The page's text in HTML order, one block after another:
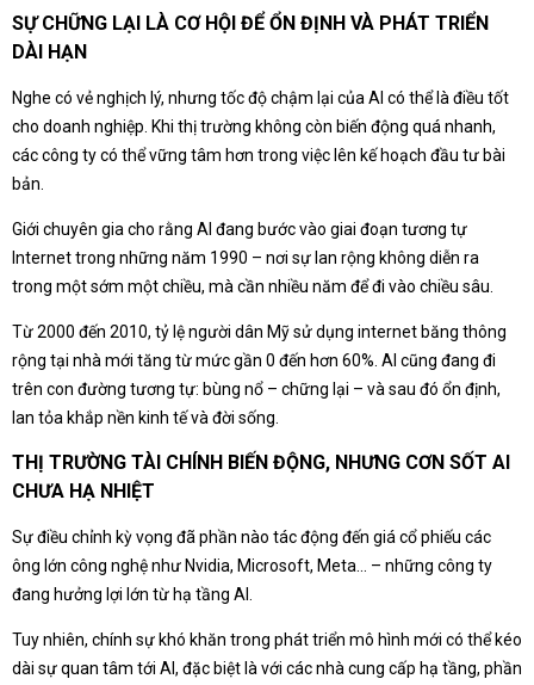
SỰ CHỮNG LẠI LÀ CƠ HỘI ĐỂ ỔN ĐỊNH VÀ PHÁT TRIỂN
DÀI HẠN
Nghe có vẻ nghịch lý, nhưng tốc độ chậm lại của AI có thể là điều tốt
cho doanh nghiệp. Khi thị trường không còn biến động quá nhanh,
các công ty có thể vững tâm hơn trong việc lên kế hoạch đầu tư bài
bản.
Giới chuyên gia cho rằng AI đang bước vào giai đoạn tương tự
Internet trong những năm 1990 – nơi sự lan rộng không diễn ra
trong một sớm một chiều, mà cần nhiều năm để đi vào chiều sâu.
Từ 2000 đến 2010, tỷ lệ người dân Mỹ sử dụng internet băng thông
rộng tại nhà mới tăng từ mức gần 0 đến hơn 60%. AI cũng đang đi
trên con đường tương tự: bùng nổ – chững lại – và sau đó ổn định,
lan tỏa khắp nền kinh tế và đời sống.
THỊ TRƯỜNG TÀI CHÍNH BIẾN ĐỘNG, NHƯNG CƠN SỐT AI
CHƯA HẠ NHIỆT
Sự điều chỉnh kỳ vọng đã phần nào tác động đến giá cổ phiếu các
ông lớn công nghệ như Nvidia, Microsoft, Meta... – những công ty
đang hưởng lợi lớn từ hạ tầng AI.
Tuy nhiên, chính sự khó khăn trong phát triển mô hình mới có thể kéo
dài sự quan tâm tới AI, đặc biệt là với các nhà cung cấp hạ tầng, phần